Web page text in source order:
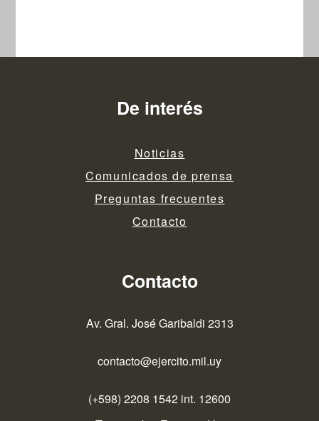
De interés
Noticias
Comunicados de prensa
Preguntas frecuentes
Contacto
Contacto
Av. Gral. José Garibaldi 2313
contacto@ejercito.mil.uy
(+598) 2208 1542 int. 12600